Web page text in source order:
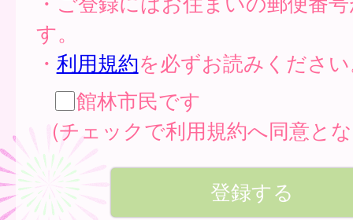
す。
・ 利用規約を必ずお読みくださ
館林市民です
(チェックで利用規約へ同意と